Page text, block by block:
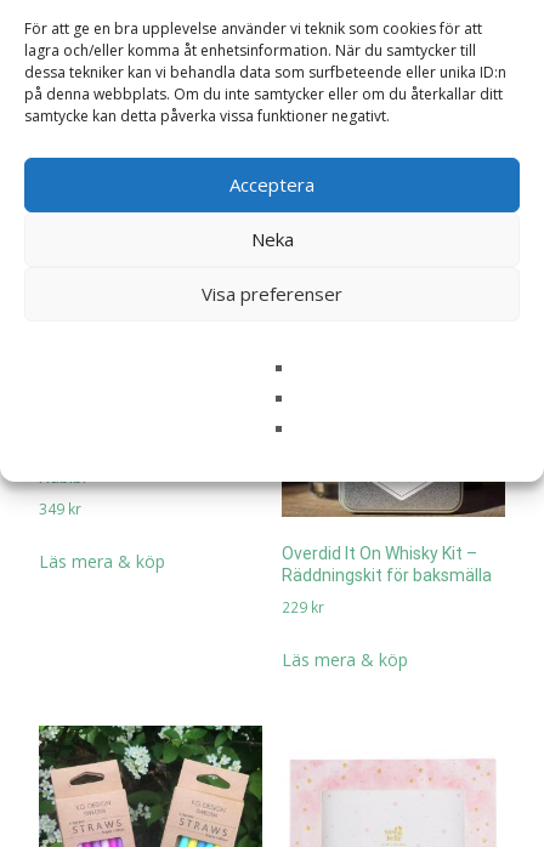
För att ge en bra upplevelse använder vi teknik som cookies för att
lagra och/eller komma åt enhetsinformation. När du samtycker till
dessa tekniker kan vi behandla data som surfbeteende eller unika ID:n
på denna webbplats. Om du inte samtycker eller om du återkallar ditt
samtycke kan detta påverka vissa funktioner negativt.
Acceptera
Neka
Visa preferenser
Booties toffla, svart (41-45)
– Microtoffla (värmetoffla)
359kr
349 kr
Läs mera & köp
Overdid It On Whisky Kit –
Räddningskit för baksmälla
229 kr
Läs mera & köp